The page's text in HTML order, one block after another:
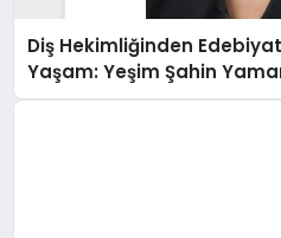
Diş Hekimliğinden
Yaşam: Yeşim Şahin